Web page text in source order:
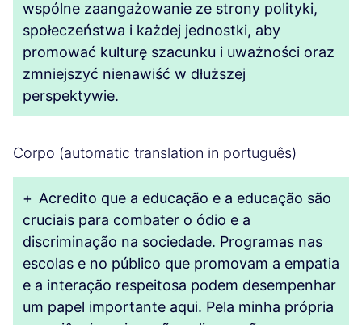
wspólne zaangażowanie ze strony polityki,
społeczeństwa i każdej jednostki, aby
promować kulturę szacunku i uważności oraz
zmniejszyć nienawiść w dłuższej
perspektywie.
Corpo (automatic translation in português)
+ Acredito que a educação e a educação são
cruciais para combater o ódio e a
discriminação na sociedade. Programas nas
escolas e no público que promovam a empatia
e a interação respeitosa podem desempenhar
um papel importante aqui. Pela minha própria